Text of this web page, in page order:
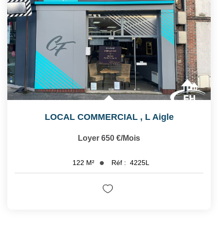
LOCAL COMMERCIAL , L Aigle
Loyer 650 €/mois
122 M² Réf : 4225L